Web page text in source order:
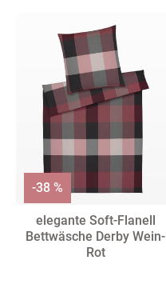
elegante Soft-Flanell
Bettwäsche Derby Wein-
Rot
-38 %